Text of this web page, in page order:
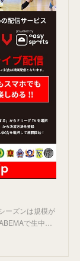
ーズンは規模が
で生中…